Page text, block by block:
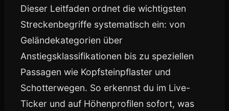
Dieser Leitfaden ordnet die wichtigsten
Streckenbegriffe systematisch ein: von
Geländekategorien über
Anstiegsklassifikationen bis zu speziellen
Passagen wie Kopfsteinpflaster und
Schotterwegen. So erkennst du im Live-
Ticker und auf Höhenprofilen sofort, was